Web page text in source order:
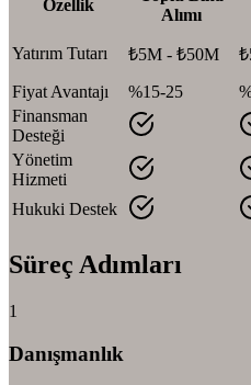
Özellik
Alımı
Yatırım Tutarı ₺5M - ₺50M
Fiyat Avantajı
%15-25
Finansman
Desteği
Yönetim
Hizmeti
Hukuki Destek
Süreç Adımları
1
Danışmanlık